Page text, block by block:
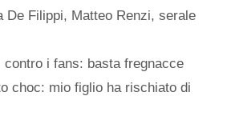
De Filippi, Matteo Renzi,serale
contro i fans: basta fregnacce
choc: mio figlio ha rischiato di